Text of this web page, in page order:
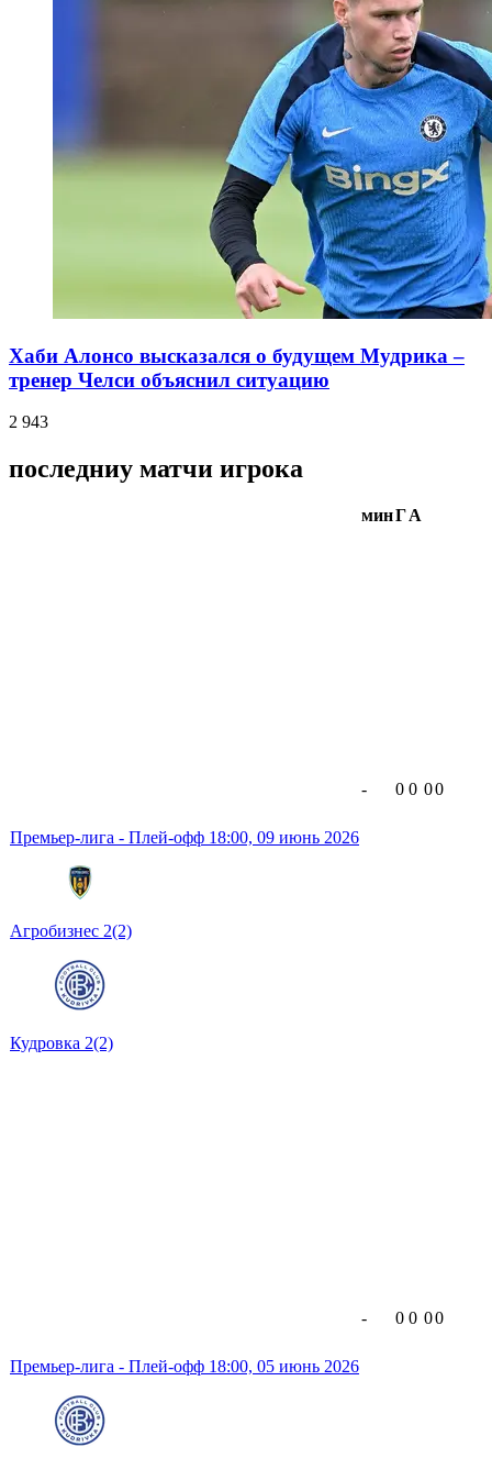
Хаби Алонсо высказался о будущем Мудрика –
тренер Челси объяснил ситуацию
2 943
последниу матчи игрока
минГА
Премьер-лига - Плей-офф 18:00, 09 июнь 2026
Агробизнес 2(2)
Кудровка 2(2)
- 0 0 00
Премьер-лига - Плей-офф 18:00, 05 июнь 2026
- 0 0 00